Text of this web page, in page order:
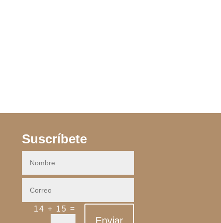
Suscríbete
14 + 15 =
Enviar